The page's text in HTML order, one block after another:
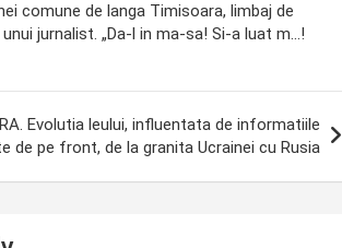
comune de langa Timisoara, limbaj de
jurnalist. „Da-l in ma-sa! Si-a luat m…!
Evolutia leului, influentata de informatiile
de pe front, de la granita Ucrainei cu Rusia